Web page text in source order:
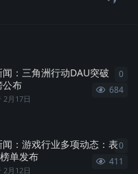
：三角洲行动DAU突破
公布
2月17日
684
0
：游戏行业多项动态：表
单发布
2月12日
411
0